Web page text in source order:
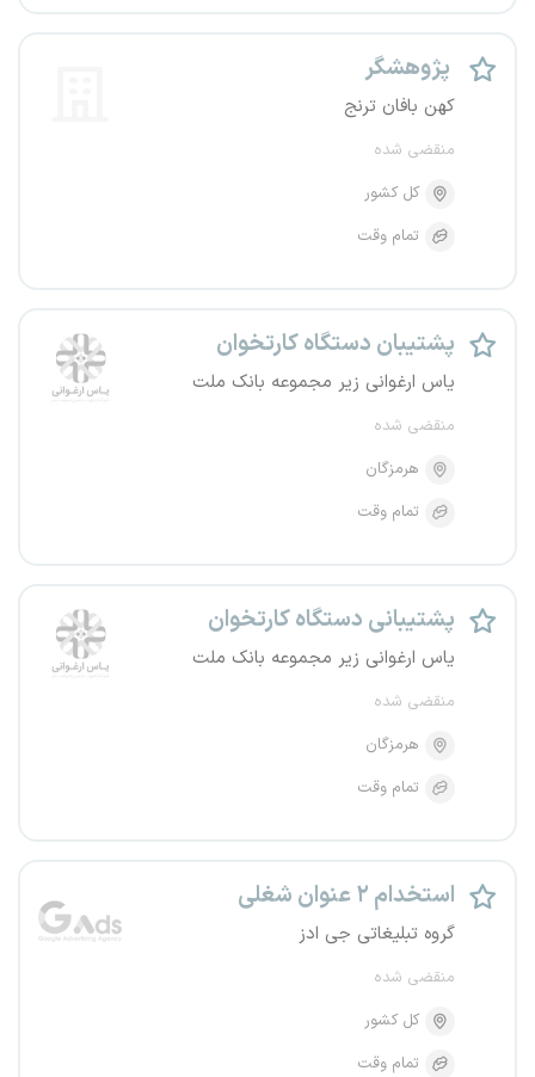
پژوهشگر
کهن بافان ترنج
منقضی شده
کل کشور
تمام وقت
پشتیبان دستگاه کارتخوان
یاس ارغوانی زیر مجموعه بانک ملت
منقضی شده
هرمزگان
تمام وقت
پشتیبانی دستگاه کارتخوان
یاس ارغوانی زیر مجموعه بانک ملت
منقضی شده
هرمزگان
تمام وقت
استخدام ۲ عنوان شغلی
گروه تبلیغاتی جی ادز
منقضی شده
کل کشور
تمام وقت